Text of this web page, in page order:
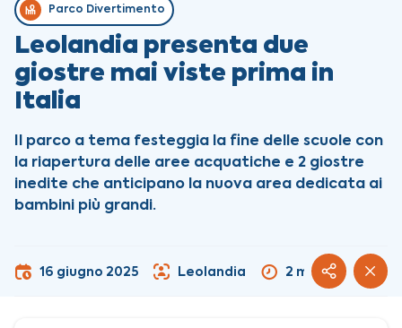
Parco Divertimento
Leolandia presenta due
giostre mai viste prima in
Italia
Il parco a tema festeggia la fine delle scuole con
la riapertura delle aree acquatiche e 2 giostre
inedite che anticipano la nuova area dedicata ai
bambini più grandi.
16 giugno 2025 Leolandia 2 minuti